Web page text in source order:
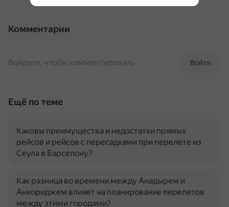
Комментарии
Войти
Войдите, чтобы комментировать
Ещё по теме
Каковы преимущества и недостатки прямых
рейсов и рейсов с пересадками при перелете из
Сеула в Барселону?
Как разница во времени между Анадырем и
Анкориджем влияет на планирование перелетов
между этими городами?